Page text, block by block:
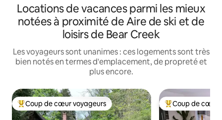
Locations de vacances parmi les mieux
notées à proximité de Aire de ski et de
loisirs de Bear Creek
Les voyageurs sont unanimes : ces logements sont très
bien notés en termes d'emplacement, de propreté et
plus encore.
Coups de cœur voyageurs les plus appréciés
Coup de cœur voyageurs Coups de cœur
Coup de cœur